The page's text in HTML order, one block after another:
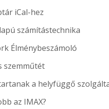
iCal-hez
számítástechnika
Élménybeszámoló
szemműtét
a helyfüggő
az IMAX?